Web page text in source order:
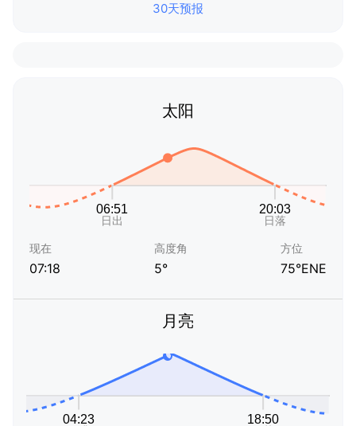
30天预报
太阳
现在
07:18
高度角
5°
方位
75°ENE
月亮